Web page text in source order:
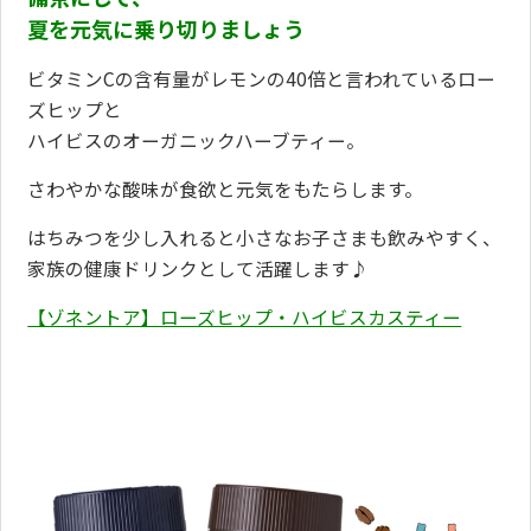
夏を元気に乗り切りましょう
ビタミンCの含有量がレモンの40倍と言われているロー
ズヒップと
ハイビスのオーガニックハーブティー。
さわやかな酸味が食欲と元気をもたらします。
はちみつを少し入れると小さなお子さまも飲みやすく、
家族の健康ドリンクとして活躍します♪
【ゾネントア】ローズヒップ・ハイビスカスティー